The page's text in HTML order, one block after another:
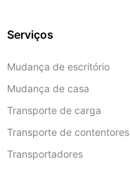
Serviços
Mudança de escritório
Mudança de casa
Transporte de carga
Transporte de contentores
Transportadores